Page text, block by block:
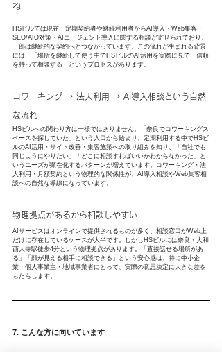
ね
HSビルでは現在、定期契約者や継続利用者からAI導入・Web集客・
SEO/AIO対策・AIエージェント導入に関する相談が寄せられており、
一部は継続的な契約へとつながっています。この流れが生まれる背景
には、「場所を継続して使う中でHSビルのAI活用を実際に見て、信頼
を持って相談する」というプロセスがあります。
コワーキング → 法人利用 → AI導入相談という自然
な流れ
HSビルへの関わり方は一様ではありません。「奈良でコワーキングス
ペースを探していた」という入口から始まり、定期利用する中でHSビ
ルのAI活用・サイト改善・集客施策への取り組みを知り、「自社でも
同じようにやりたい」「どこに相談すればいいかわからなかった」と
いうニーズが顕在化するパターンが増えています。コワーキング・法
人利用・月額契約という物理的な関係性が、AI導入相談やWeb集客相
談への自然な導線になっています。
物理拠点があるから相談しやすい
AIサービスはオンラインで提供されるものが多く、相談窓口がWeb上
だけに存在しているケースが大半です。しかしHSビルには奈良・大和
西大寺駅徒歩4分という物理拠点があります。「直接話せる場所があ
る」「顔が見える相手に相談できる」という安心感は、特に中小企
業・個人事業主・地域事業者にとって、実際の意思決定に大きな差を
もたらします。
7. こんな方に向いています